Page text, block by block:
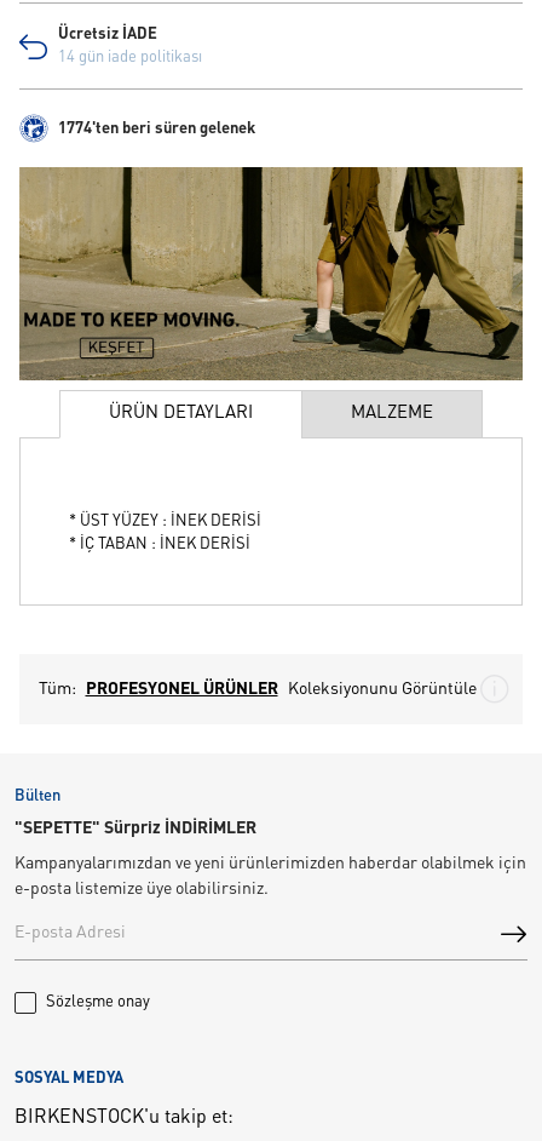
Ücretsiz İADE
14 gün iade politikası
1774'ten beri süren gelenek
ÜRÜN DETAYLARI MALZEME
* ÜST YÜZEY : İNEK DERİSİ
* İÇ TABAN : İNEK DERİSİ
Tüm: PROFESYONEL ÜRÜNLER Koleksiyonunu Görüntüle
Bülten
"SEPETTE" Sürpriz İNDİRİMLER
Kampanyalarımızdan ve yeni ürünlerimizden haberdar olabilmek için
e-posta listemize üye olabilirsiniz.
Sözleşme onay
SOSYAL MEDYA
BIRKENSTOCK'u takip et: